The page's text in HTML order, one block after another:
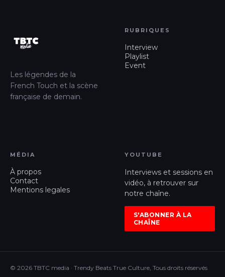
Les légendes de la
French Touch et la scène
française de demain.
RUBRIQUES
Interview
Playlist
Event
MÉDIA
À propos
Contact
Mentions legales
YOUTUBE
Interviews et sessions en
vidéo, à retrouver sur
notre chaîne.
S'ABONNER À LA
CHAÎNE
© 2026 TBTC media · Trendy Beats True Culture, Tous droits réservés